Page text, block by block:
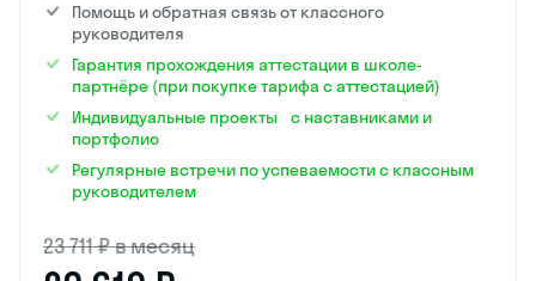
Помощь и обратная связь от классного
руководителя
Гарантия прохождения аттестации в школе-
партнёре (при покупке тарифа с аттестацией)
Индивидуальные проекты с наставниками и
портфолио
Регулярные встречи по успеваемости с классным
руководителем
23 711 ₽ в месяц